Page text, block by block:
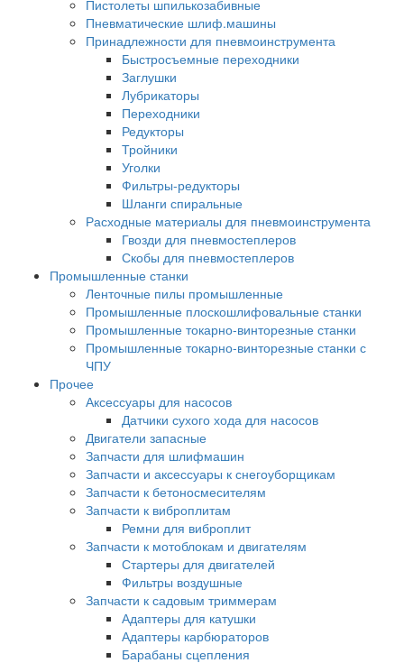
Пистолеты шпилькозабивные
Пневматические шлиф.машины
Принадлежности для пневмоинструмента
Быстросъемные переходники
Заглушки
Лубрикаторы
Переходники
Редукторы
Тройники
Уголки
Фильтры-редукторы
Шланги спиральные
Расходные материалы для пневмоинструмента
Гвозди для пневмостеплеров
Скобы для пневмостеплеров
Промышленные станки
Ленточные пилы промышленные
Промышленные плоскошлифовальные станки
Промышленные токарно-винторезные станки
Промышленные токарно-винторезные станки с
ЧПУ
Прочее
Аксессуары для насосов
Датчики сухого хода для насосов
Двигатели запасные
Запчасти для шлифмашин
Запчасти и аксессуары к снегоуборщикам
Запчасти к бетоносмесителям
Запчасти к виброплитам
Ремни для виброплит
Запчасти к мотоблокам и двигателям
Стартеры для двигателей
Фильтры воздушные
Запчасти к садовым триммерам
Адаптеры для катушки
Адаптеры карбюраторов
Барабаны сцепления